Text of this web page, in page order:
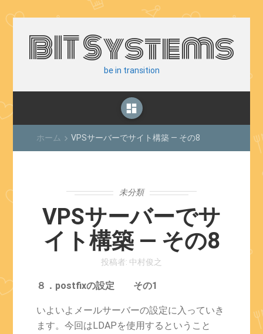
BIT Systems
be in transition
dashboard
ホーム keyboard_arrow_rightVPSサーバーでサイト構築 — その8
未分類
VPSサーバーでサ
イト構築 — その8
投稿者: 中村俊之
８．postfixの設定 その1
いよいよメールサーバーの設定に入っていき
ます。今回はLDAPを使用するということ